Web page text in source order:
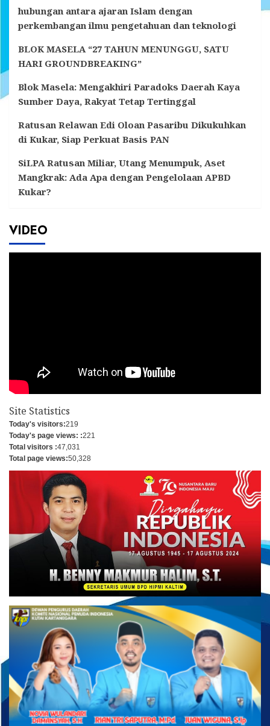
hubungan antara ajaran Islam dengan
perkembangan ilmu pengetahuan dan teknologi
BLOK MASELA “27 TAHUN MENUNGGU, SATU
HARI GROUNDBREAKING”
Blok Masela: Mengakhiri Paradoks Daerah Kaya
Sumber Daya, Rakyat Tetap Tertinggal
Ratusan Relawan Edi Oloan Pasaribu Dikukuhkan
di Kukar, Siap Perkuat Basis PAN
SiLPA Ratusan Miliar, Utang Menumpuk, Aset
Mangkrak: Ada Apa dengan Pengelolaan APBD
Kukar?
VIDEO
Site Statistics
Today's visitors:219
Today's page views: :221
Total visitors :47,031
Total page views:50,328